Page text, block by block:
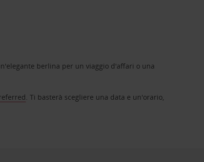
berlina per un viaggio d'affari o una
. Ti basterà scegliere una data e un'orario,